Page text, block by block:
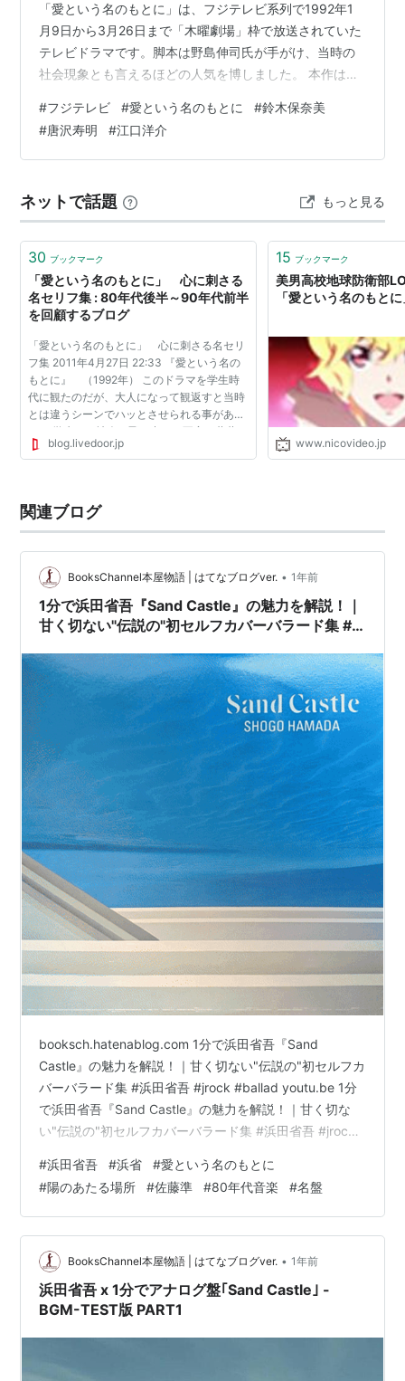
「愛という名のもとに」は、フジテレビ系列で1992年1
月9日から3月26日まで「木曜劇場」枠で放送されていた
テレビドラマです。脚本は野島伸司氏が手がけ、当時の
社会現象とも言えるほどの人気を博しました。 本作は、
過ごした大学のボート部メンバーたちが、卒業後に再会
し、それぞれの人生や人間関係、過去の傷と向き合って
いく群像劇です。社会人としての現実と夢の狭間で揺れ
した。 最大の見どころは、登場人物たちの“心の闇”に寄
り添うように描かれる繊細な心理描写…
#フジテレビ #愛という名のもとに #鈴木保奈美
#唐沢寿明 #江口洋介
ネットで話題 もっと見る
30 ブックマーク
「愛という名のもとに」 心に刺さる
名セリフ集 : 80年代後半～90年代前半
を回顧するブログ
「愛という名のもとに」 心に刺さる名セリ
フ集 2011年4月27日 22:33 『愛という名の
もとに』 （1992年） このドラマを学生時
代に観たのだが、大人になって観返すと当時
とは違うシーンでハッとさせられる事があっ
た。 学生から社会に飛び出た 不安、葛藤、
やりがい、結婚、絶望、、、 誰もが経験する
blog.livedoor.jp
15 ブックマーク
美男高校地球防衛部
「愛という名のもと
www.nicovideo.jp
関連ブログ
BooksChannel本屋物語 | はてなブログver. • 1年前
1分で浜田省吾『Sand Castle』の魅力を解説！｜
甘く切ない"伝説の"初セルフカバーバラード集 #
booksch.hatenablog.com 1分で浜田省吾『Sand
Castle』の魅力を解説！｜甘く切ない"伝説の"初セルフカ
バーバラード集 #浜田省吾 #jrock #ballad youtu.be 1分
で浜田省吾『Sand Castle』の魅力を解説！｜甘く切な
い"伝説の"初セルフカバーバラード集 #浜田省吾 #jrock
ないことをお詫び申し上げます。上記の理由により、[重
要]:著作権上、このFilmには商品の音源は使用せず、
image音源を使用させて頂いております。どうぞ、ご理
解の程よろしくお願い申し上げます。No…
#浜田省吾 #浜省 #愛という名のもとに
#陽のあたる場所 #佐藤準 #80年代音楽 #名盤
BooksChannel本屋物語 | はてなブログver. • 1年前
浜田省吾 x 1分でアナログ盤｢Sand Castle｣ -
BGM-TEST版 PART1